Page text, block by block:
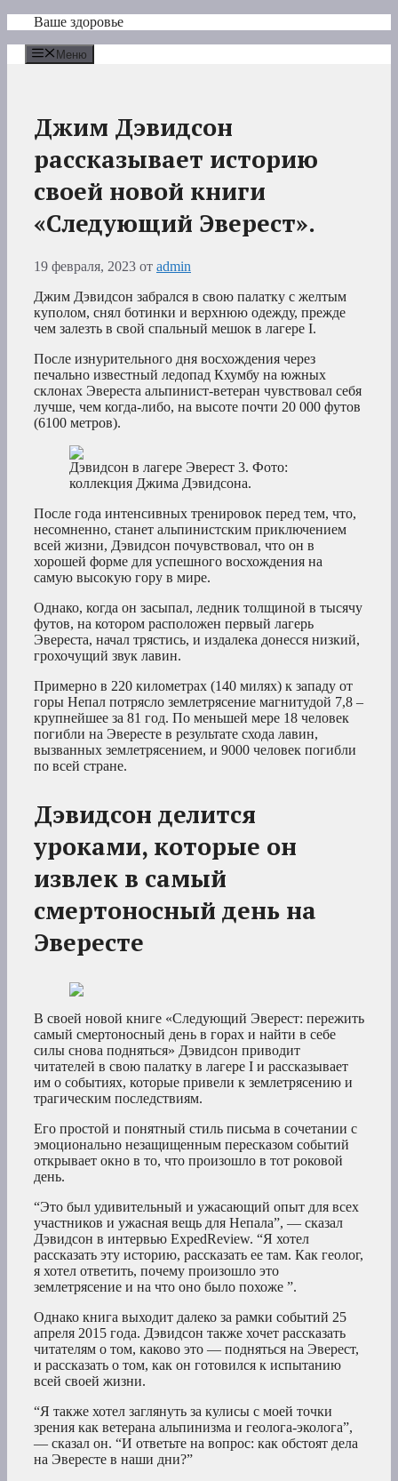
Перейти
содержимому
Ваше здоровье
Меню
Джим Дэвидсон
рассказывает историю
своей новой книги
«Следующий Эверест».
19 февраля, 2023 от admin
Джим Дэвидсон забрался в свою палатку с желтым
куполом, снял ботинки и верхнюю одежду, прежде
чем залезть в свой спальный мешок в лагере I.
После изнурительного дня восхождения через
печально известный ледопад Кхумбу на южных
склонах Эвереста альпинист-ветеран чувствовал себя
лучше, чем когда-либо, на высоте почти 20 000 футов
(6100 метров).
Дэвидсон в лагере Эверест 3. Фото:
коллекция Джима Дэвидсона.
После года интенсивных тренировок перед тем, что,
несомненно, станет альпинистским приключением
всей жизни, Дэвидсон почувствовал, что он в
хорошей форме для успешного восхождения на
самую высокую гору в мире.
Однако, когда он засыпал, ледник толщиной в тысячу
футов, на котором расположен первый лагерь
Эвереста, начал трястись, и издалека донесся низкий,
грохочущий звук лавин.
Примерно в 220 километрах (140 милях) к западу от
горы Непал потрясло землетрясение магнитудой 7,8 –
крупнейшее за 81 год. По меньшей мере 18 человек
погибли на Эвересте в результате схода лавин,
вызванных землетрясением, и 9000 человек погибли
по всей стране.
Дэвидсон делится
уроками, которые он
извлек в самый
смертоносный день на
Эвересте
В своей новой книге «Следующий Эверест: пережить
самый смертоносный день в горах и найти в себе
силы снова подняться» Дэвидсон приводит
читателей в свою палатку в лагере I и рассказывает
им о событиях, которые привели к землетрясению и
трагическим последствиям.
Его простой и понятный стиль письма в сочетании с
эмоционально незащищенным пересказом событий
открывает окно в то, что произошло в тот роковой
день.
“Это был удивительный и ужасающий опыт для всех
участников и ужасная вещь для Непала”, — сказал
Дэвидсон в интервью ExpedReview. “Я хотел
рассказать эту историю, рассказать ее там. Как геолог,
я хотел ответить, почему произошло это
землетрясение и на что оно было похоже ”.
Однако книга выходит далеко за рамки событий 25
апреля 2015 года. Дэвидсон также хочет рассказать
читателям о том, каково это — подняться на Эверест,
и рассказать о том, как он готовился к испытанию
всей своей жизни.
“Я также хотел заглянуть за кулисы с моей точки
зрения как ветерана альпинизма и геолога-эколога”,
— сказал он. “И ответьте на вопрос: как обстоят дела
на Эвересте в наши дни?”